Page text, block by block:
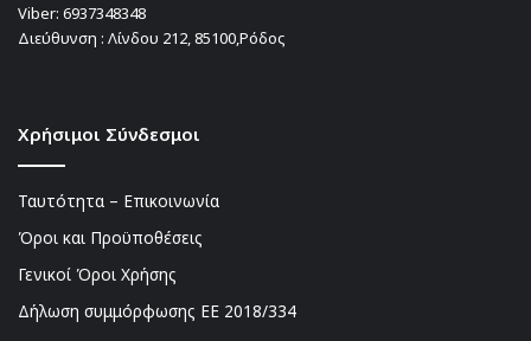
Viber: 6937348348
Διεύθυνση : Λίνδου 212, 85100,Ρόδος
Χρήσιμοι Σύνδεσμοι
Ταυτότητα – Επικοινωνία
Όροι και Προϋποθέσεις
Γενικοί Όροι Χρήσης
Δήλωση συμμόρφωσης ΕΕ 2018/334